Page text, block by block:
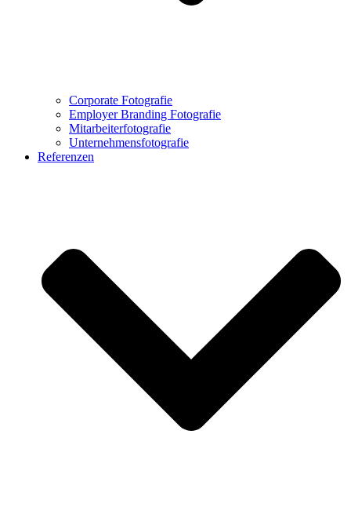
Corporate Fotografie
Employer Branding Fotografie
Mitarbeiterfotografie
Unternehmensfotografie
Referenzen